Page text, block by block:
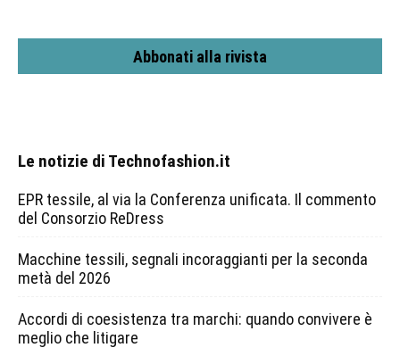
Abbonati alla rivista
Le notizie di Technofashion.it
EPR tessile, al via la Conferenza unificata. Il commento
del Consorzio ReDress
Macchine tessili, segnali incoraggianti per la seconda
metà del 2026
Accordi di coesistenza tra marchi: quando convivere è
meglio che litigare